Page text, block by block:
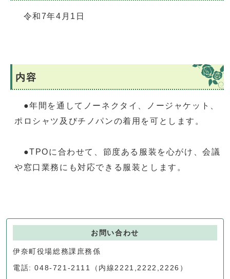
令和7年4月1日
内容
●年間を通してノーネクタイ、ノージャケット、
ポロシャツ及びチノパンの着用を可とします。
●TPOに合わせて、節度ある服装を心がけ、会議
や窓口業務にも対応できる服装とします。
お問い合わせ
伊奈町役場総務課庶務係
電話: 048-721-2111（内線2221,2222,2226）